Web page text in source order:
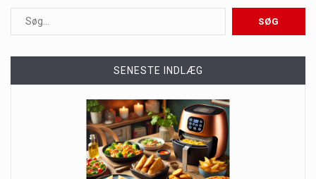
SENESTE INDLÆG